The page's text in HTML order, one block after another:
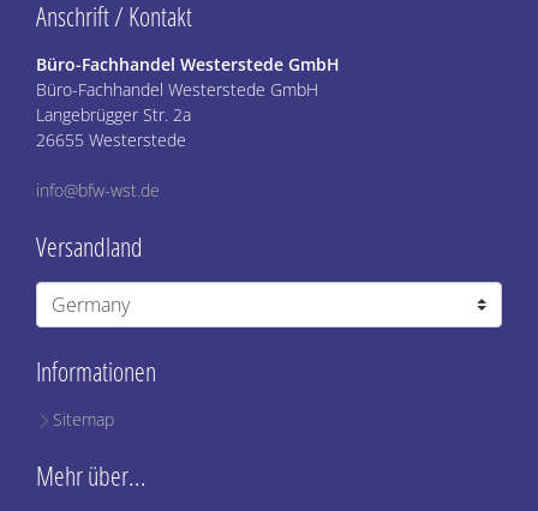
Informationen
Sitemap
Mehr über...
Anschrift / Kontakt
Büro-Fachhandel Westerstede GmbH
Büro-Fachhandel Westerstede GmbH
Langebrügger Str. 2a
26655 Westerstede
info@bfw-wst.de
Versandland